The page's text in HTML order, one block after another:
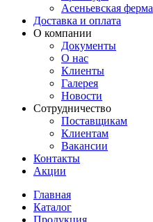
Асеньевская ферма
Доставка и оплата
О компании
Документы
О нас
Клиенты
Галерея
Новости
Сотрудничество
Поставщикам
Клиентам
Вакансии
Контакты
Акции
Главная
Каталог
Продукция